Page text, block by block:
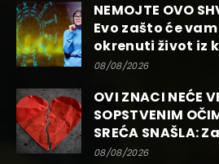
NEMOJTE OVO
Evo zašto će vam
okrenuti život iz
08/08/2026
OVI ZNACI NEĆE
SOPSTVENIM
SREĆA SNAŠLA:
08/08/2026